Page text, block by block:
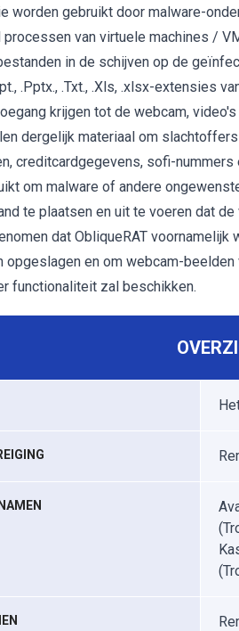
worden gebruikt door malware-
van virtuele machines /
in de schijven op de
.Pptx., .Txt., .Xls, .xlsx-extensies
krijgen tot de webcam,
dergelijk materiaal om
creditcardgegevens, sofi-
om malware of andere
te plaatsen en uit te voeren dat
dat ObliqueRAT
opgeslagen en om webcam-
functionaliteit zal beschikken.